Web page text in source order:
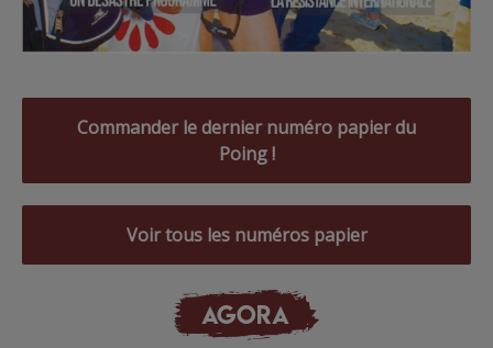
Commander le dernier numéro papier du
Poing !
Voir tous les numéros papier
AGORA